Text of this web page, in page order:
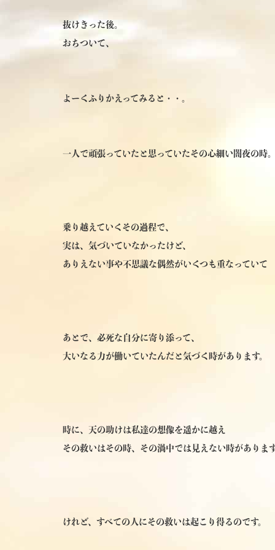
抜けきった後。
おちついて、
よーくふりかえってみると・・。
一人で頑張っていたと思っていたその心細い闇夜の時
乗り越えていくその過程で、
実は、気づいていなかったけど、
ありえない事や不思議な偶然がいくつも重なっていて
あとで、必死な自分に寄り添って、
大いなる力が働いていたんだと気づく時があります。
時に、天の助けは私達の想像を遥かに越え
その救いはその時、その渦中では見えない時がありま
けれど、すべての人にその救いは起こり得るのです。